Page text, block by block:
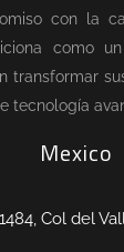
con la
como
transformar
tecnología
Mexico
Col del